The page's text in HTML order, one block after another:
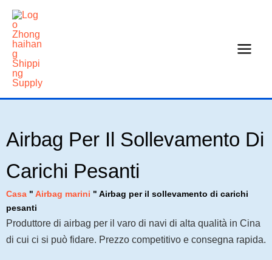
Vai
contenuto
Airbag Per Il Sollevamento Di
Carichi Pesanti
Casa " Airbag marini " Airbag per il sollevamento di carichi
pesanti
Produttore di airbag per il varo di navi di alta qualità in Cina
di cui ci si può fidare. Prezzo competitivo e consegna rapida.